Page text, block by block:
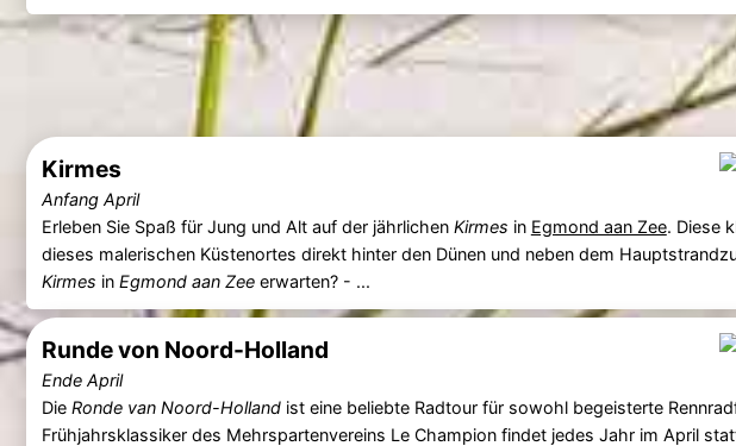
Kirmes
Anfang April
Erleben Sie Spaß für Jung und Alt auf der jährlichen Kirmes in Egmond aan Zee. Diese
dieses malerischen Küstenortes direkt hinter den Dünen und neben dem
Kirmes in Egmond aan Zeeerwarten? - ...
Runde von Noord-Holland
Ende April
Die Ronde van Noord-Hollandist eine beliebte Radtour für sowohl begeisterte
Frühjahrsklassiker des Mehrspartenvereins Le Champion findet jedes Jahr im April